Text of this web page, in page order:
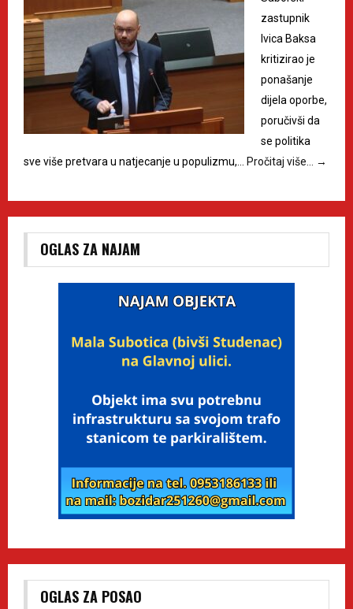
zastupnik
Ivica Baksa
kritizirao je
ponašanje
dijela oporbe,
poručivši da
se politika
sve više pretvara u natjecanje u populizmu,… Pročitaj više… →
OGLAS ZA NAJAM
OGLAS ZA POSAO